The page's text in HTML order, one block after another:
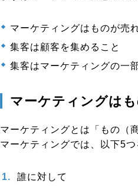
マーケティングはものが売
集客は顧客を集めること
集客はマーケティングの一
マーケティングは
マーケティングとは「もの（
マーケティングでは、以下5つ
誰に対して